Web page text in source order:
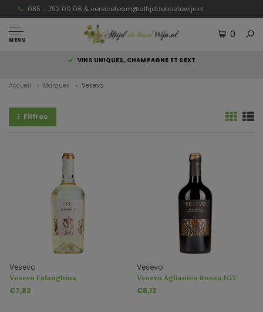
085 – 792 00 06 & serviceteam@altijddebestewijn.nl
MENU
0
VINS UNIQUES, CHAMPAGNE ET SEKT
Accueil Marques Vesevo
Filtres
Vesevo
Vesevo Falanghina
€7,82
Vesevo
Vesevo Aglianico Rosso IGT
€8,12